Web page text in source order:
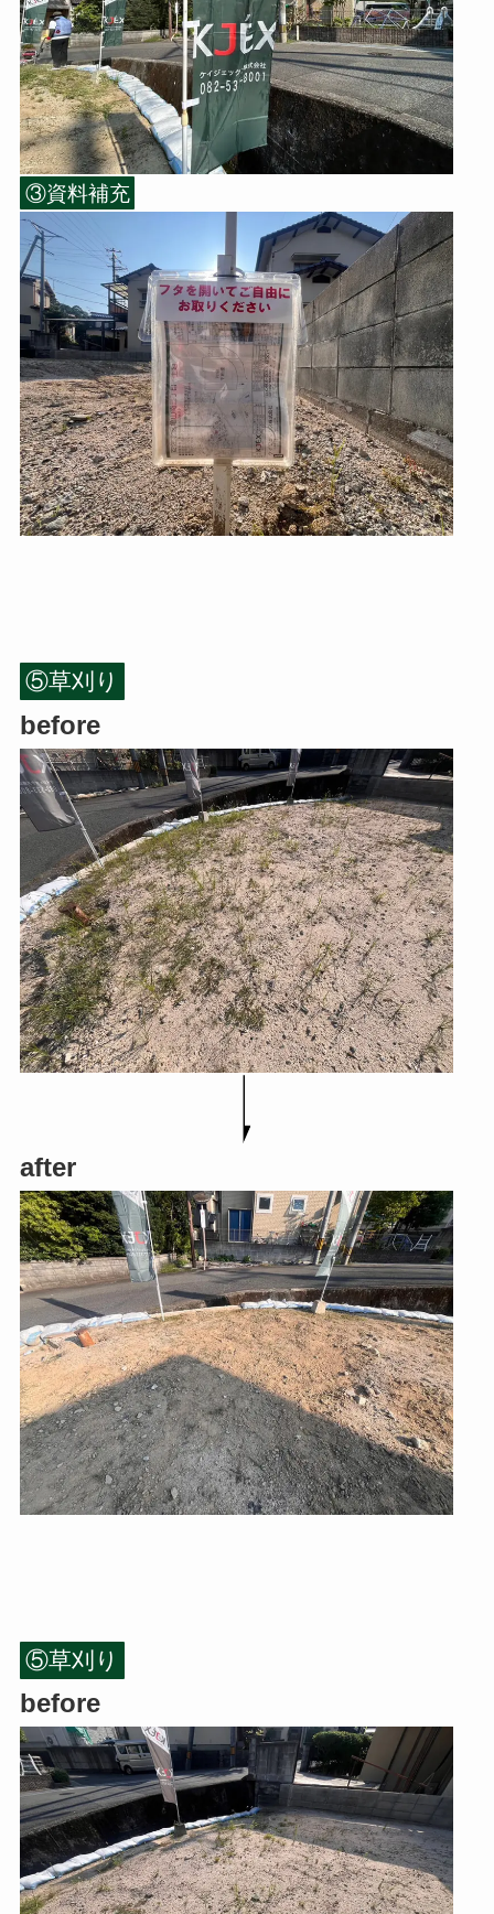
③資料補充
⑤草刈り
before
after
⑤草刈り
before